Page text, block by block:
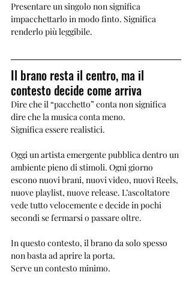
Presentare un singolo non significa
impacchettarlo in modo finto. Significa
renderlo più leggibile.
Il brano resta il centro, ma il
contesto decide come arriva
Dire che il “pacchetto” conta non significa
dire che la musica conta meno.
Significa essere realistici.
Oggi un artista emergente pubblica dentro un
ambiente pieno di stimoli. Ogni giorno
escono nuovi brani, nuovi video, nuovi Reels,
nuove playlist, nuove release. L’ascoltatore
vede tutto velocemente e decide in pochi
secondi se fermarsi o passare oltre.
In questo contesto, il brano da solo spesso
non basta ad aprire la porta.
Serve un contesto minimo.